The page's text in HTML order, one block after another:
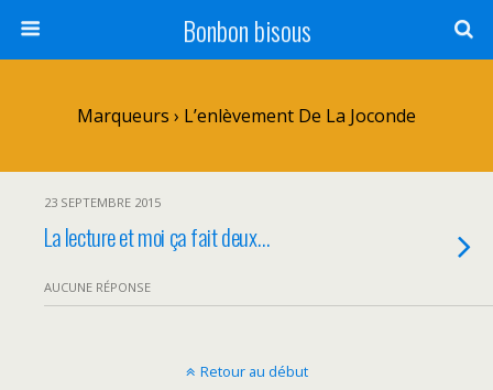
Bonbon bisous
Marqueurs › L’enlèvement De La Joconde
23 SEPTEMBRE 2015
La lecture et moi ça fait deux…
AUCUNE RÉPONSE
Retour au début